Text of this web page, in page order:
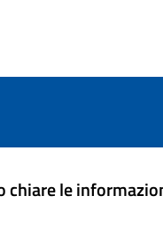
chiare le